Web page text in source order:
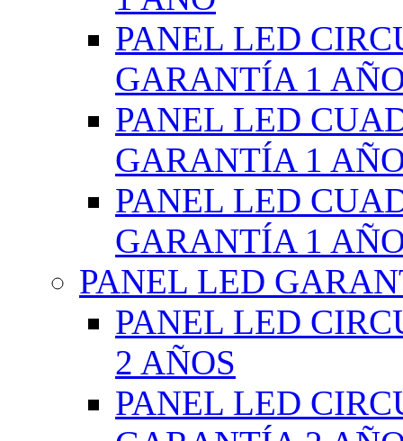
PANEL LED
GARANTÍA 1
PANEL LED
GARANTÍA 1
PANEL LED
GARANTÍA 1
PANEL LED
PANEL LED
2 AÑOS
PANEL LED